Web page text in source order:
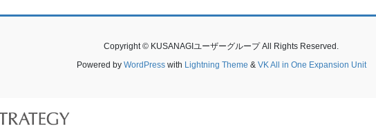
Copyright © KUSANAGIユーザーグループ All Rights Reserved.
Powered by WordPresswith Lightning Theme & VK All in One Expansion Unit